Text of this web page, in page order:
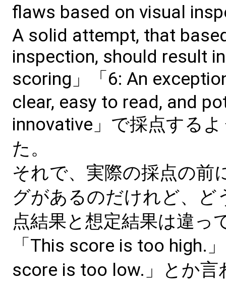
flaws based on visual
A solid attempt, that
inspection, should result
scoring」「6: An
clear, easy to read, and
innovative」で採点する
た。
それで、実際の採点の前
グがあるのだけれど、ど
点結果と想定結果は違っ
「This score is too high.
score is too low.」とか